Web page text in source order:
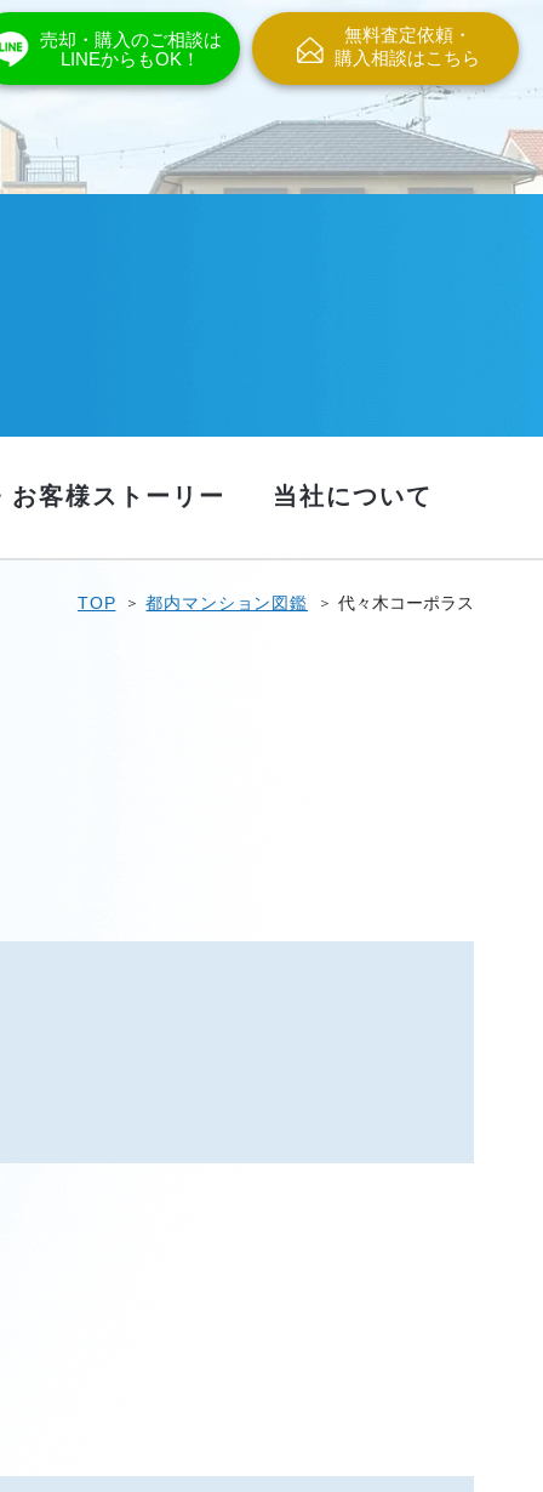
売却・購入のご相談は
LINEからもOK！
無料査定依頼・
購入相談はこちら
お客様ストーリー 当社について
TOP 都内マンション図鑑 代々木コーポラス